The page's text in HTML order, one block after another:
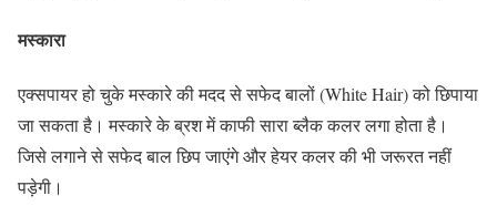
मस्कारा
एक्सपायर हो चुके मस्कारे की मदद से सफेद बालों (White Hair) को छिपाया
जा सकता है। मस्कारे के ब्रश में काफी सारा ब्लैक कलर लगा होता है।
जिसे लगाने से सफेद बाल छिप जाएंगे और हेयर कलर की भी जरूरत नहीं
पड़ेगी।